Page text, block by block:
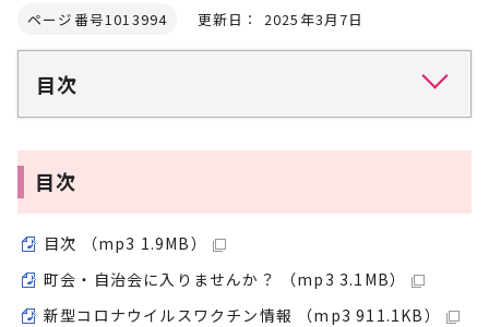
ページ番号1013994 更新日： 2025年3月7日
目次
目次
目次 （mp3 1.9MB）
町会・自治会に入りませんか？ （mp3 3.1MB）
新型コロナウイルスワクチン情報 （mp3 911.1KB）